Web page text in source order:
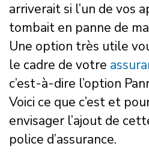
arriverait si l’un de vos
tombait en panne de
Une option très utile
le cadre de votre
c’est-à-dire l’option
Voici ce que c’est et
envisager l’ajout de
police d’assurance.